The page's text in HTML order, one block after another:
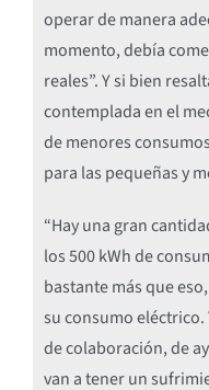
operar de manera
momento, debía
reales”. Y si bien
contemplada en el
de menores
para las pequeñas y
“Hay una gran
los 500 kWh de
bastante más que
su consumo
de colaboración, de
van a tener un